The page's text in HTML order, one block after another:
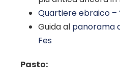
Quartiere ebraico –
Guida al panorama
Fes
Pasto: